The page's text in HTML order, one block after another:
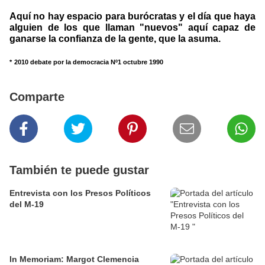
Aquí no hay espacio para burócratas y el día que haya
alguien de los que llaman "nuevos" aquí capaz de
ganarse la confianza de la gente, que la asuma.
* 2010 debate por la democracia Nº1 octubre 1990
Comparte
También te puede gustar
Entrevista con los Presos Políticos
del M-19
In Memoriam: Margot Clemencia